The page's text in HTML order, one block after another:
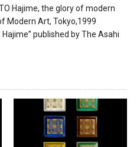
Hajime, the glory of modern
Modern Art, Tokyo,1999
published by The Asahi